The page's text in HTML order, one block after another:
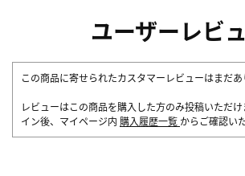
ユーザーレビ
この商品に寄せられたカスタマーレビューはまだあ
レビューはこの商品を購入した方のみ投稿いただ
イン後、マイページ内 購入履歴一覧 からご確認い